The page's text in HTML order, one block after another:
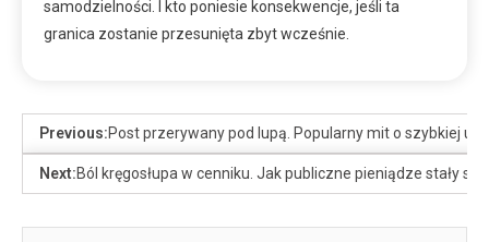
samodzielności. I kto poniesie konsekwencje, jeśli ta
granica zostanie przesunięta zbyt wcześnie.
Previous:Post przerywany pod lupą. Popularny mit o szybkiej
Next:Ból kręgosłupa w cenniku. Jak publiczne pieniądze stały